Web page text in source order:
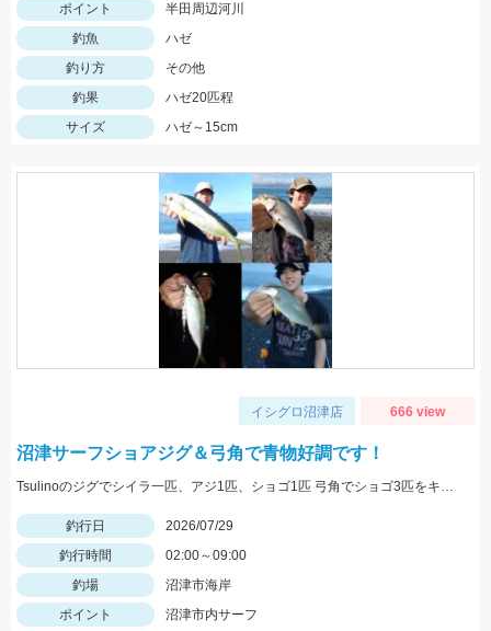
ポイント
半田周辺河川
釣魚
ハゼ
釣り方
その他
釣果
ハゼ20匹程
サイズ
ハゼ～15cm
イシグロ沼津店 666 view
沼津サーフショアジグ＆弓角で青物好調です！
Tsulinoのジグでシイラ一匹、アジ1匹、ショゴ1匹 弓角でショゴ3匹をキャッチ。
釣行日
2026/07/29
釣行時間
02:00～09:00
釣場
沼津市海岸
ポイント
沼津市内サーフ